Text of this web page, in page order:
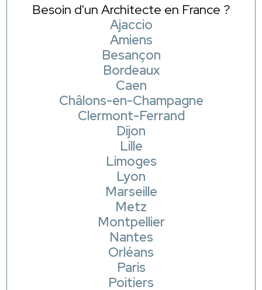
Besoin d'un Architecte en France ?
Ajaccio
Amiens
Besançon
Bordeaux
Caen
Châlons-en-Champagne
Clermont-Ferrand
Dijon
Lille
Limoges
Lyon
Marseille
Metz
Montpellier
Nantes
Orléans
Paris
Poitiers